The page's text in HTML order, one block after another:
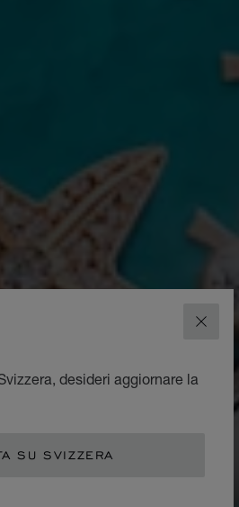
CHIUDI
desideri aggiornare la
SU SVIZZERA